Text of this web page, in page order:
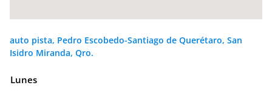
auto pista, Pedro Escobedo-Santiago de Querétaro, San
Isidro Miranda, Qro.
Lunes